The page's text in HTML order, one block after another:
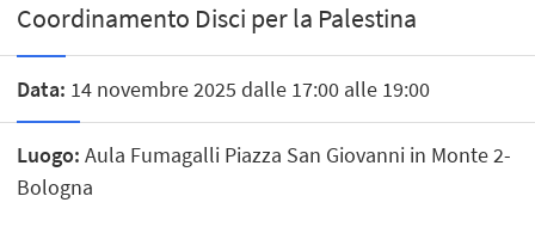
Coordinamento Disci per la Palestina
Data: 14 novembre 2025 dalle 17:00 alle 19:00
Luogo: Aula Fumagalli Piazza San Giovanni in Monte 2-
Bologna